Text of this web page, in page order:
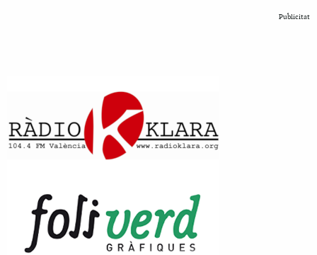
Publicitat